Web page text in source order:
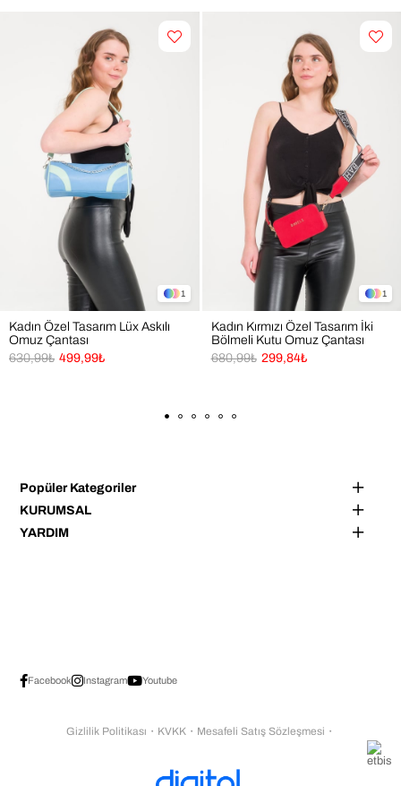
1
Kadın Özel Tasarım Lüx Askılı
Omuz Çantası
499,99₺
630,99₺
1
Kadın Kırmızı Özel Tasarım İki
Bölmeli Kutu Omuz Çantası
299,84₺
680,99₺
Popüler Kategoriler
KURUMSAL
YARDIM
Facebook Instagram Youtube
Gizlilik Politikası ・ KVKK ・ Mesafeli Satış Sözleşmesi ・